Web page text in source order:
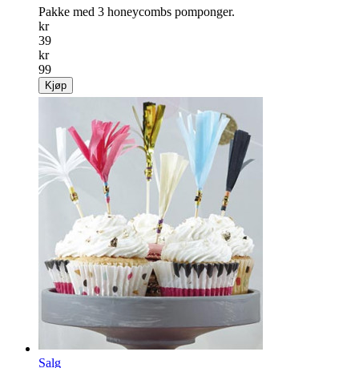
Pakke med 3 honeycombs pomponger.
kr
39
kr
99
Kjøp
Salg